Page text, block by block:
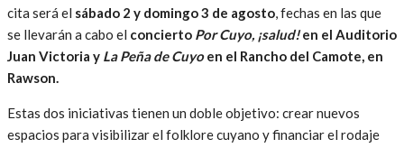
cita será el sábado 2 y domingo 3 de agosto, fechas en las que
se llevarán a cabo el concierto Por Cuyo, ¡salud!en el Auditorio
Juan Victoria y La Peña de Cuyoen el Rancho del Camote, en
Rawson.
Estas dos iniciativas tienen un doble objetivo: crear nuevos
espacios para visibilizar el folklore cuyano y financiar el rodaje